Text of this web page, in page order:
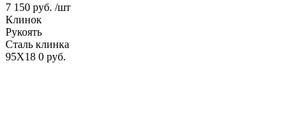
7 150 руб. /шт
Клинок
Рукоять
Сталь клинка
95Х18 0 руб.